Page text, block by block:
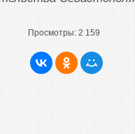
Просмотры: 2 159